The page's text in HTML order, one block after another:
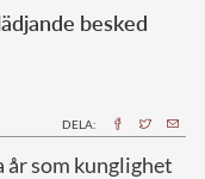
besked
DELA:
år som kunglighet